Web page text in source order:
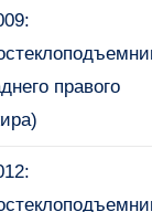
правого